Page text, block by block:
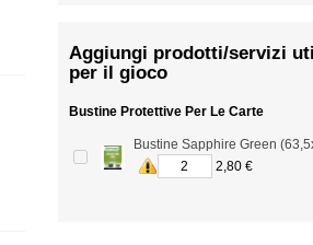
Aggiungi prodotti/servizi
per il gioco
Bustine Protettive Per Le Carte
Bustine Sapphire Green
2,80 €